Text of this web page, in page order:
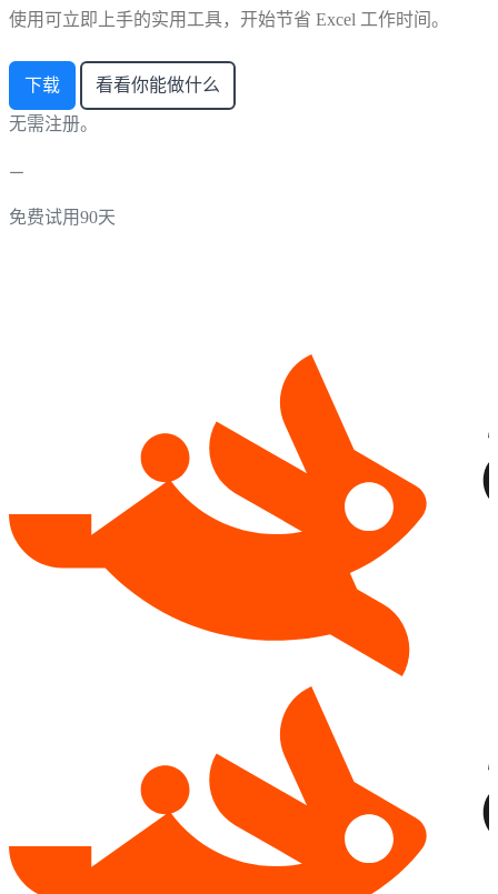
使用可立即上手的实用工具，开始节省 Excel 工作时间。
下载 看看你能做什么
无需注册。
免费试用90天